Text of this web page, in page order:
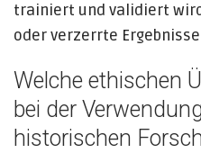
trainiert und validiert
oder verzerrte
Welche ethischen
bei der
historischen